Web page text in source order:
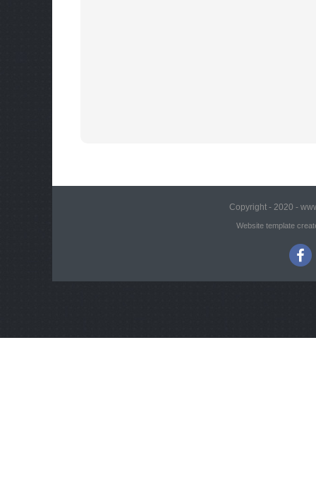
Copyright - 2020 -
Website template